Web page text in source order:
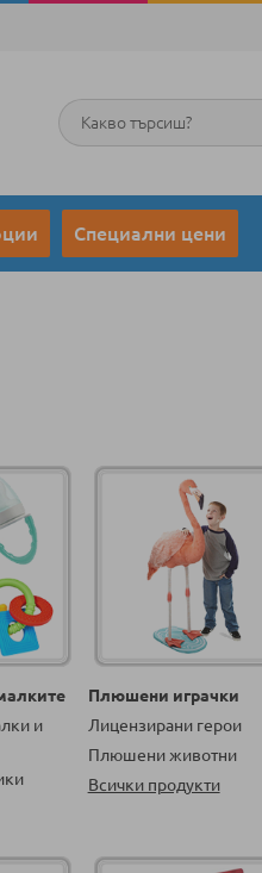
Търсене
Специални цени
и
Плюшени играчки
Лицензирани герои
Плюшени животни
Всички продукти